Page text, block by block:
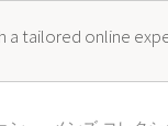
tailored online